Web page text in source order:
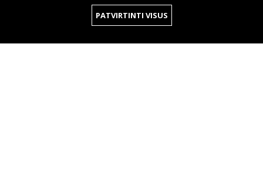
PATVIRTINTI VISUS